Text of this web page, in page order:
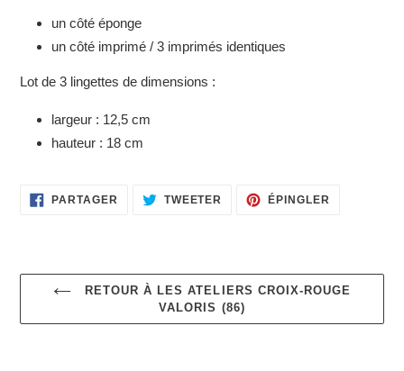
un côté éponge
un côté imprimé / 3 imprimés identiques
Lot de 3 lingettes de dimensions :
largeur : 12,5 cm
hauteur : 18 cm
PARTAGER PARTAGER
SUR
TWEETER TWEETER
SUR
ÉPINGLER
RETOUR À LES ATELIERS CROIX-ROUGE
VALORIS (86)